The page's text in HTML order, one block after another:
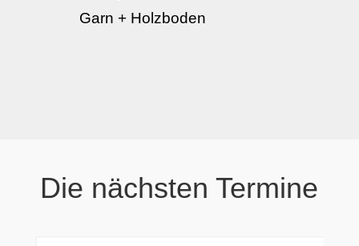
Garn + Holzboden
Die nächsten Termine